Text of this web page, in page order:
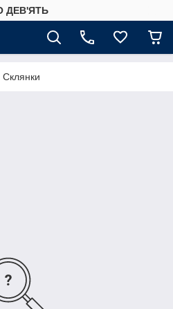
ДЕВ'ЯТЬ
Склянки